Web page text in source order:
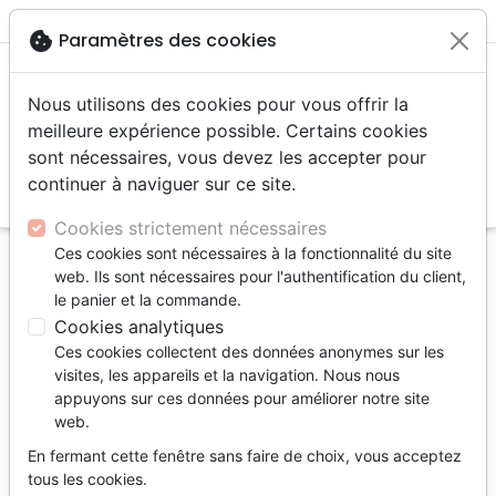
menu
Accueil Musique Rap, Hip-hop
Rap, Hip-hop
Filtrer tune
cookie Paramètres des cookies
Nous utilisons des cookies pour vous offrir la
meilleure expérience possible. Certains cookies
sont nécessaires, vous devez les accepter pour
continuer à naviguer sur ce site.
Cookies strictement nécessaires
Ces cookies sont nécessaires à la fonctionnalité du site
web. Ils sont nécessaires pour l'authentification du client,
le panier et la commande.
Cookies analytiques
Ces cookies collectent des données anonymes sur les
visites, les appareils et la navigation. Nous nous
appuyons sur ces données pour améliorer notre site
web.
En fermant cette fenêtre sans faire de choix, vous acceptez
tous les cookies.